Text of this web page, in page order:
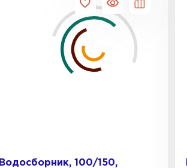
Водосборник, 100/150,